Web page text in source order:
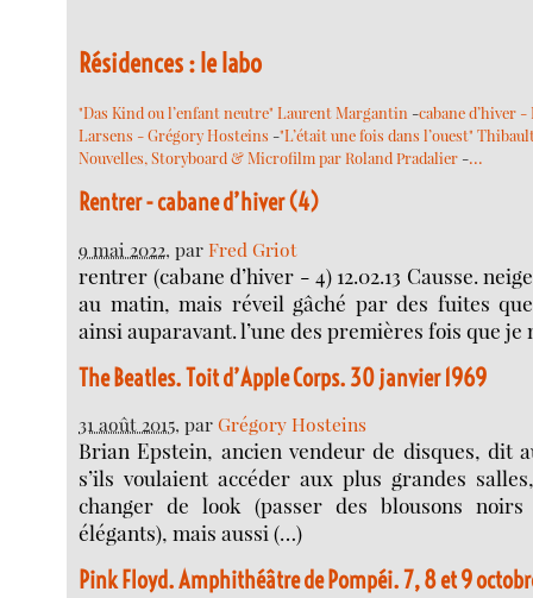
Résidences : le labo
"Das Kind ou l’enfant neutre" Laurent Margantin -cabane d’hiver
Larsens - Grégory Hosteins -"L’était une fois dans l’ouest"
Nouvelles, Storyboard & Microfilm par Roland Pradalier -…
Rentrer - cabane d’hiver (4)
9 mai 2022, parFred Griot
rentrer (cabane d’hiver - 4) 12.02.13 Causse.
au matin, mais réveil gâché par des fuites que
ainsi auparavant. l’une des premières fois que je
The Beatles. Toit d’Apple Corps. 30 janvier 1969
31 août 2015, parGrégory Hosteins
Brian Epstein, ancien vendeur de disques, dit
s’ils voulaient accéder aux plus grandes
changer de look (passer des blousons noirs
élégants), mais aussi (…)
Pink Floyd. Amphithéâtre de Pompéi. 7, 8 et 9